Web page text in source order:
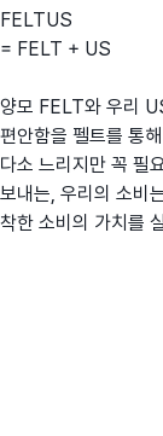
FELTUS
= FELT + US
양모 FELT와 우리
편안함을 펠트를 통
다소 느리지만 꼭 필
보내는, 우리의 소비
착한 소비의 가치를